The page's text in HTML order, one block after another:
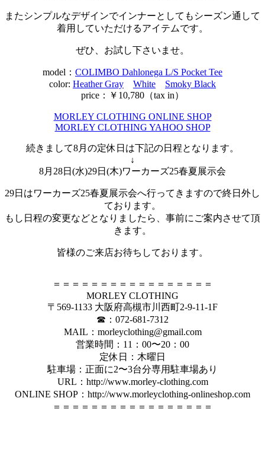
またシンプルなデザインでインナーとしてもシーズン通して
着用していただけるアイテムです。
ぜひ、お試し下さいませ。
model： COLIMBO Dahlonega L/S Pocket Tee
color: Heather Gray White
Smoky Black
price：￥10,780（tax in）
MORLEY CLOTHING ONLINE SHOP
MORLEY CLOTHING YAHOO SHOP
続きまして8月の定休日は下記の日程となります。
↓
8月28日(水)29日(木)ワーカーズ25春夏展示会
29日はワーカーズ25春夏展示会へ行ってきますので終日外し
ております。
もし日程の変更などとなりましたら、事前にご案内させて頂
きます。
皆様のご来店お待ちしております。
＝＝＝＝＝＝＝＝＝＝＝＝＝＝＝＝＝
MORLEY CLOTHING
〒569-1133 大阪府高槻市川西町2-9-11-1F
☎︎：072-681-7312
MAIL：morleyclothing@gmail.com
営業時間：11：00〜20：00
定休日：木曜日
駐車場：正面に2〜3台分専用駐車場あり
URL：http://www.morley-clothing.com
ONLINE SHOP：http://www.morleyclothing-onlineshop.com
＝＝＝＝＝＝＝＝＝＝＝＝＝＝＝＝＝